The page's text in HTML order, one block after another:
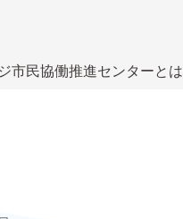
市民協働推進センターとは